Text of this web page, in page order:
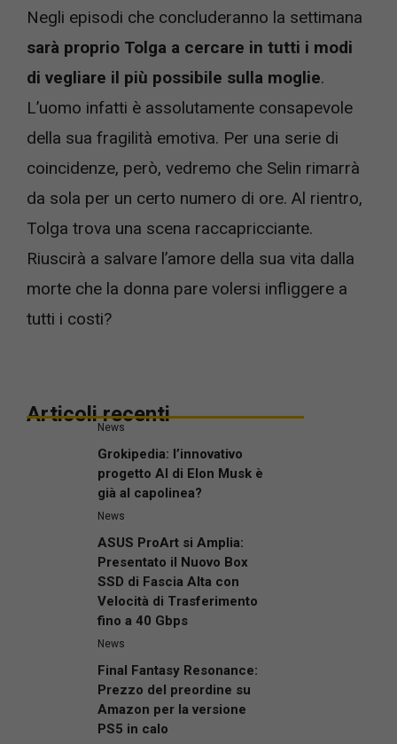
Negli episodi che concluderanno la settimana
sarà proprio Tolga a cercare in tutti i modi
di vegliare il più possibile sulla moglie.
L’uomo infatti è assolutamente consapevole
della sua fragilità emotiva. Per una serie di
coincidenze, però, vedremo che Selin rimarrà
da sola per un certo numero di ore. Al rientro,
Tolga trova una scena raccapricciante.
Riuscirà a salvare l’amore della sua vita dalla
morte che la donna pare volersi infliggere a
tutti i costi?
Articoli recenti
News
Grokipedia: l’innovativo
progetto AI di Elon Musk è
già al capolinea?
News
ASUS ProArt si Amplia:
Presentato il Nuovo Box
SSD di Fascia Alta con
Velocità di Trasferimento
fino a 40 Gbps
News
Final Fantasy Resonance:
Prezzo del preordine su
Amazon per la versione
PS5 in calo